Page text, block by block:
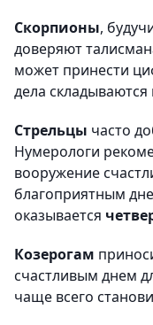
Скорпионы,
доверяют
может принести
дела складываются
Стрельцы часто
Нумерологи
вооружение
благоприятным
оказывается
Козерогам
счастливым днем
чаще всего